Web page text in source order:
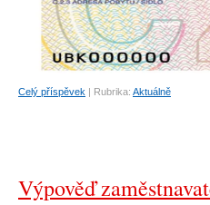
Celý příspěvek | Rubrika: Aktuálně
Výpověď